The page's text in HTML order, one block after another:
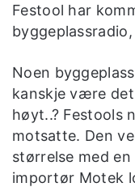
Festool har
Noen
kanskje være
høyt..? Festools
motsatte. Den
størrelse med
importør Motek